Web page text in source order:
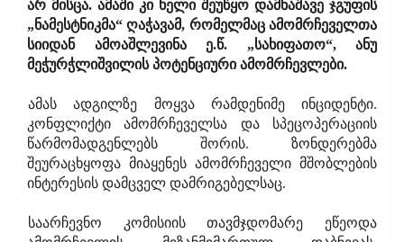
არ მისცა. ამაში კი ხელი შეუწყო დამნაშავე ჯგუფის
„ნამესტნიკმა“ ღაჭავამ, რომელმაც ამომრჩეველთა
სიიდან ამოაშლევინა ე.წ. „სახიფათო“, ანუ
მეჭურჭლიშვილის პოტენციური ამომრჩევლები.
ამას ადგილზე მოყვა რამდენიმე ინციდენტი.
კონფლიქტი ამომრჩეველსა და სპეცოპერაციის
წარმომადგენლებს შორის. ზონდერებმა
შეურაცხყოფა მიაყენეს ამომრჩეველი მშობლების
ინტერესის დამცველ დამრიგებელსაც.
საარჩევნო კომისიის თავმჯდომარე ეწეოდა